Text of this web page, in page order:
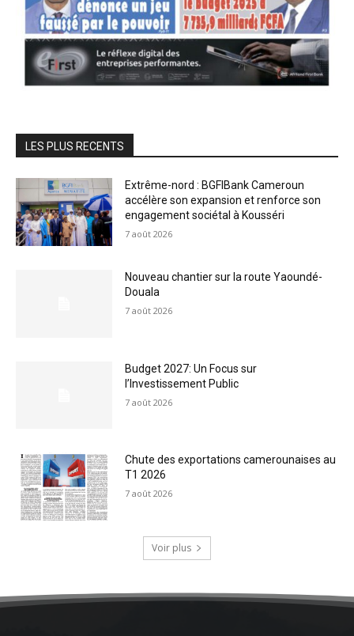
LES PLUS RECENTS
Extrême-nord : BGFIBank Cameroun
accélère son expansion et renforce son
engagement sociétal à Kousséri
7 août 2026
Nouveau chantier sur la route Yaoundé-
Douala
7 août 2026
Budget 2027: Un Focus sur
l’Investissement Public
7 août 2026
Chute des exportations camerounaises au
T1 2026
7 août 2026
Voir plus